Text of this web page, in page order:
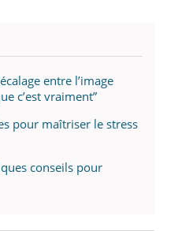
entre l’image
c’est vraiment”
pour maîtriser le stress
conseils pour